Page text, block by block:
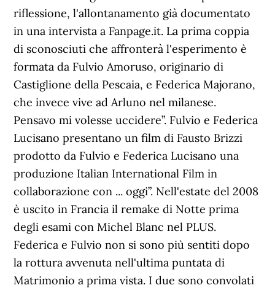
riflessione, l'allontanamento già documentato
in una intervista a Fanpage.it. La prima coppia
di sconosciuti che affronterà l'esperimento è
formata da Fulvio Amoruso, originario di
Castiglione della Pescaia, e Federica Majorano,
che invece vive ad Arluno nel milanese.
Pensavo mi volesse uccidere”. Fulvio e Federica
Lucisano presentano un film di Fausto Brizzi
prodotto da Fulvio e Federica Lucisano una
produzione Italian International Film in
collaborazione con ... oggi”. Nell'estate del 2008
è uscito in Francia il remake di Notte prima
degli esami con Michel Blanc nel PLUS.
Federica e Fulvio non si sono più sentiti dopo
la rottura avvenuta nell'ultima puntata di
Matrimonio a prima vista. I due sono convolati